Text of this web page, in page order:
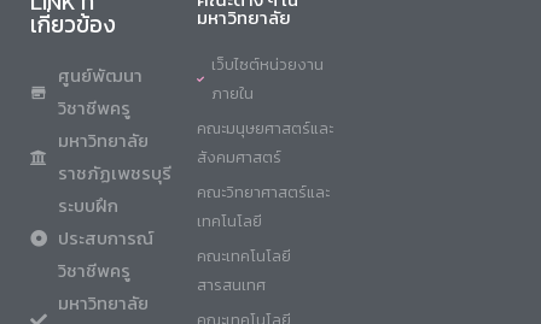
เกี่ยวข้อง
ศูนย์พัฒนา
วิชาชีพครู
มหาวิทยาลัย
ราชภัฏเพชรบุรี
ระบบฝึก
ประสบการณ์
วิชาชีพครู
มหาวิทยาลัย
มหาวิทยาลัย
เว็บไซต์หน่วยงาน
ภายใน
คณะมนุษยศาสตร์และ
สังคมศาสตร์
คณะวิทยาศาสตร์และ
เทคโนโลยี
คณะเทคโนโลยี
สารสนเทศ
คณะเทคโนโลยี